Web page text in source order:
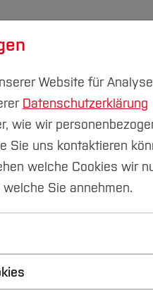
Vergabeausschuss
Website für
Datenschutzerklärung
wie wir
Sie uns kontaktieren
welche Cookies wir
Sie annehmen.